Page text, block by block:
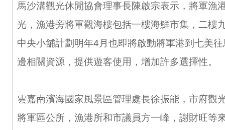
馬沙溝觀光休閒協會理事長陳啟宗表示，將軍漁
光，漁港旁將軍觀海樓包括一樓海鮮市集，二樓
中央小舖計劃明年4月也即將啟動將軍港到七美
邊相關資源，提供遊客使用，增加許多選擇性。
雲嘉南濱海國家風景區管理處長徐振能，市府觀
將軍區公所，漁港所和市議員方一峰，謝財旺等